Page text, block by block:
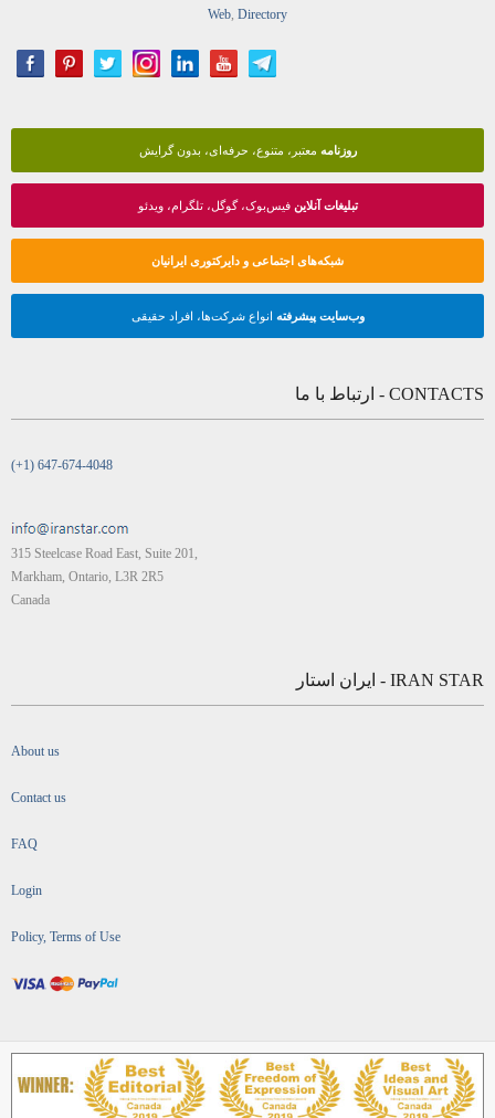
Web Directory
روزنامه معتبر، متنوع، حرفه‌ای، بدون گرایش
تبلیغات آنلاینفیس‌بوک، گوگل، تلگرام، ویدئو
شبکه‌های اجتماعی و دایرکتوری ایرانیان
وب‌سایت پیشرفته انواع شرکت‌ها، افراد حقیقی
CONTACTS - ارتباط با ما
(+1) 647-674-4048
315 Steelcase Road East, Suite 201,
Markham, Ontario, L3R 2R5
Canada
IRAN STAR - ایران استار
About us
Contact us
FAQ
Login
Policy, Terms of Use